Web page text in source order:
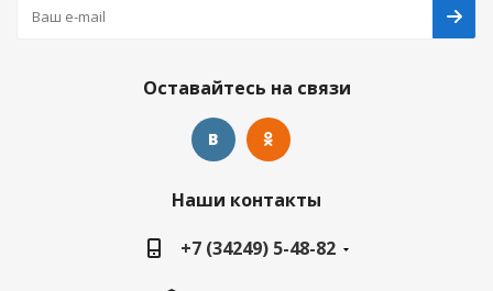
Оставайтесь на связи
Наши контакты
+7 (34249) 5-48-82